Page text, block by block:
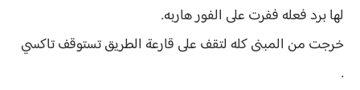
لها برد فعله ففرت على الفور هاربه.
خرجت من المبنى كله لتقف على قارعة الطريق تستوقف تاكسي
.